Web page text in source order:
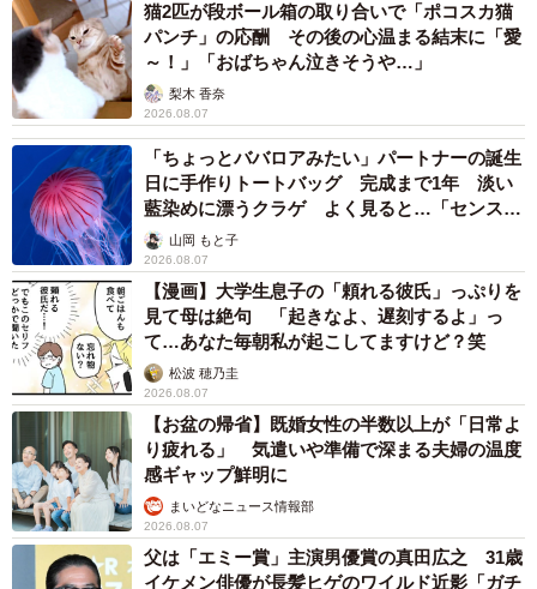
猫2匹が段ボール箱の取り合いで「ポコスカ猫
パンチ」の応酬 その後の心温まる結末に「愛
～！」「おばちゃん泣きそうや…」
梨木 香奈
2026.08.07
「ちょっとババロアみたい」パートナーの誕生
日に手作りトートバッグ 完成まで1年 淡い
藍染めに漂うクラゲ よく見ると…「センスす
ごい」山岡 もと子
2026.08.07
【漫画】大学生息子の「頼れる彼氏」っぷりを
見て母は絶句 「起きなよ、遅刻するよ」っ
て…あなた毎朝私が起こしてますけど？笑
松波 穂乃圭
2026.08.07
【お盆の帰省】既婚女性の半数以上が「日常よ
り疲れる」 気遣いや準備で深まる夫婦の温度
感ギャップ鮮明に
まいどなニュース情報部
2026.08.07
父は「エミー賞」主演男優賞の真田広之 31歳
イケメン俳優が長髪ヒゲのワイルド近影「ガチ